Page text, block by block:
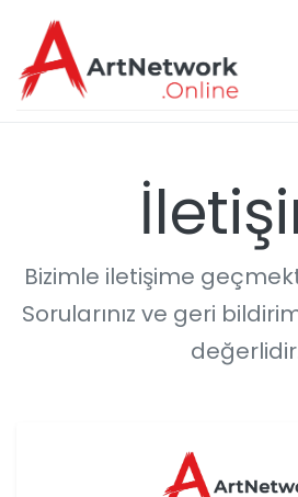
Bizimle iletişime
Sorularınız ve geri